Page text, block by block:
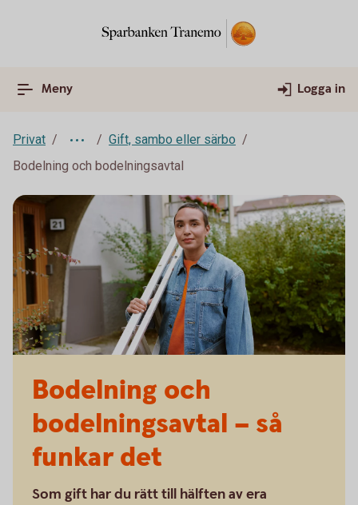
Meny Logga in
Privat
Gift, sambo eller särbo
Bodelning och bodelningsavtal
Bodelning och
bodelningsavtal – så
funkar det
Som gift har du rätt till hälften av era